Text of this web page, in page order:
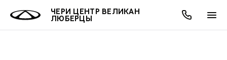
ЧЕРИ ЦЕНТР ВЕЛИКАН
ЛЮБЕРЦЫ